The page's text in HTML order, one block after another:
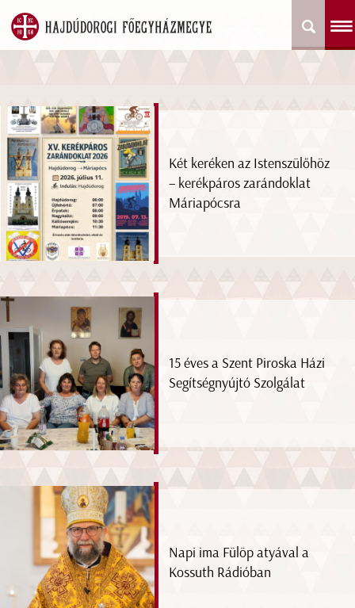
Két keréken az Istenszülőhöz
– kerékpáros zarándoklat
Máriapócsra
15 éves a Szent Piroska Házi
Segítségnyújtó Szolgálat
Napi ima Fülöp atyával a
Kossuth Rádióban